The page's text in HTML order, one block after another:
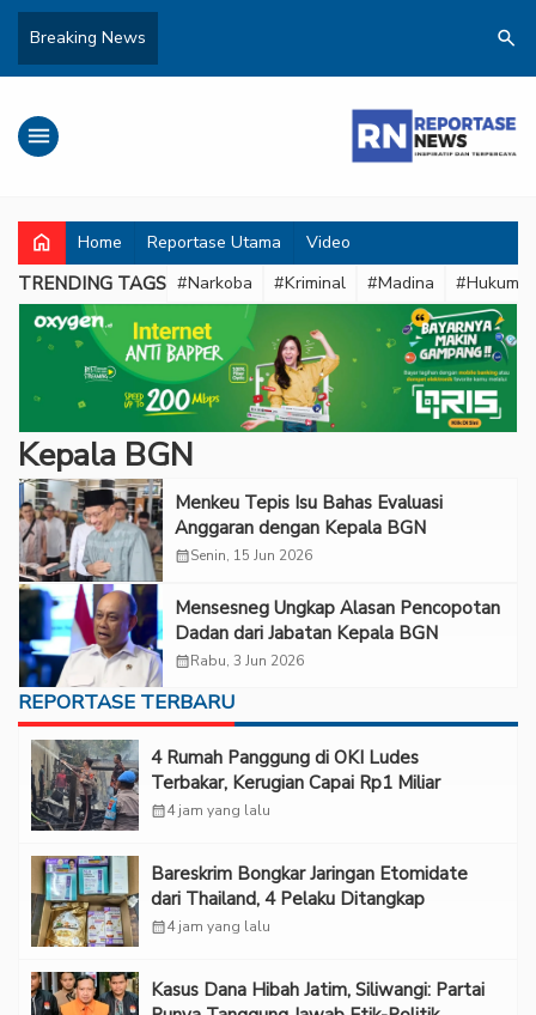
Breaking News search
menu
home Home Reportase Utama Video
TRENDING TAGS #Narkoba #Kriminal #Madina #Hukum
Kepala BGN
Menkeu Tepis Isu Bahas Evaluasi
Anggaran dengan Kepala BGN
calendar_monthSenin, 15 Jun 2026
Mensesneg Ungkap Alasan Pencopotan
Dadan dari Jabatan Kepala BGN
calendar_monthRabu, 3 Jun 2026
REPORTASE TERBARU
‎4 Rumah Panggung di OKI Ludes
Terbakar, Kerugian Capai Rp1 Miliar
calendar_month4 jam yang lalu
Bareskrim Bongkar Jaringan Etomidate
dari Thailand, 4 Pelaku Ditangkap
calendar_month4 jam yang lalu
Kasus Dana Hibah Jatim, Siliwangi: Partai